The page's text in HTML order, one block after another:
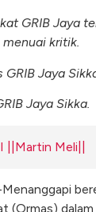
GRIB Jaya
kritik.
Jaya
Jaya Sikka.
Meli||
(Ormas)